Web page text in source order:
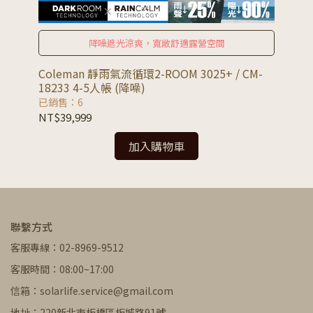
降噪遮光涼爽，寬敞舒適露營空間
Coleman 靜雨氣流循環2-ROOM 3025+ / CM-
18233 4-5人帳 (降噪)
已銷售：6
NT$39,999
加入購物車
聯繫方式
客服專線：02-8969-9512
客服時間：08:00~17:00
信箱：solarlife.service@gmail.com